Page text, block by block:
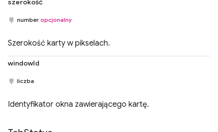
szerokość
number opcjonalny
Szerokość karty w pikselach.
windowId
liczba
Identyfikator okna zawierającego kartę.